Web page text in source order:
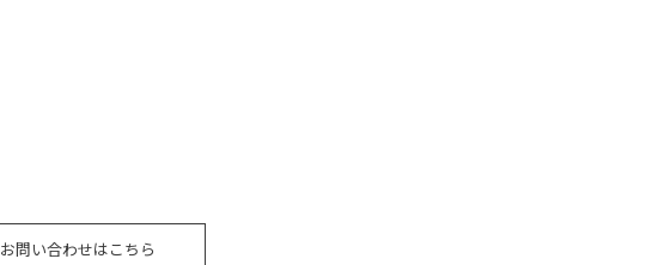
お問い合わせはこちら